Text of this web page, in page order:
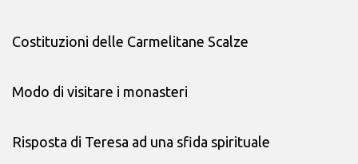
Costituzioni delle Carmelitane Scalze
Modo di visitare i monasteri
Risposta di Teresa ad una sfida spirituale